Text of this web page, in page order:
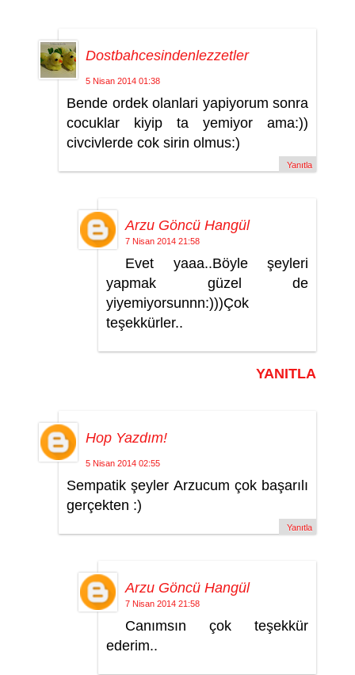
Dostbahcesindenlezzetler
5 Nisan 2014 01:38
Bende ordek olanlari yapiyorum sonra
cocuklar kiyip ta yemiyor ama:))
civcivlerde cok sirin olmus:)
Yanıtla
Arzu Göncü Hangül
7 Nisan 2014 21:58
Evet yaaa..Böyle şeyleri
yapmak güzel de
yiyemiyorsunnn:)))Çok
teşekkürler..
YANITLA
Hop Yazdım!
5 Nisan 2014 02:55
Sempatik şeyler Arzucum çok başarılı
gerçekten :)
Yanıtla
Arzu Göncü Hangül
7 Nisan 2014 21:58
Canımsın çok teşekkür
ederim..